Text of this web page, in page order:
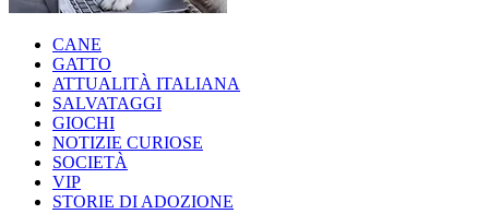
CANE
GATTO
ATTUALITÀ ITALIANA
SALVATAGGI
GIOCHI
NOTIZIE CURIOSE
SOCIETÀ
VIP
STORIE DI ADOZIONE